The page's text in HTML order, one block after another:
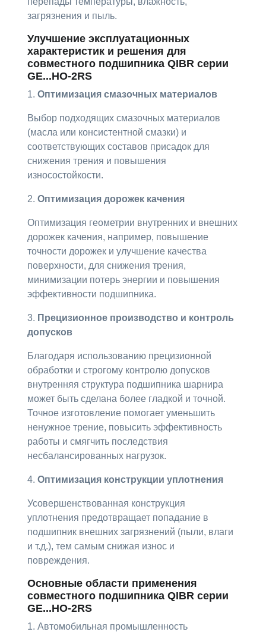
загрязнения и пыль.
Улучшение эксплуатационных
характеристик и решения для
совместного подшипника QIBR серии
GE...HO-2RS
1. Оптимизация смазочных материалов
Выбор подходящих смазочных материалов
(масла или консистентной смазки) и
соответствующих составов присадок для
снижения трения и повышения
износостойкости.
2. Оптимизация дорожек качения
Оптимизация геометрии внутренних и внешних
дорожек качения, например, повышение
точности дорожек и улучшение качества
поверхности, для снижения трения,
минимизации потерь энергии и повышения
эффективности подшипника.
3. Прецизионное производство и контроль
допусков
Благодаря использованию прецизионной
обработки и строгому контролю допусков
внутренняя структура подшипника шарнира
может быть сделана более гладкой и точной.
Точное изготовление помогает уменьшить
ненужное трение, повысить эффективность
работы и смягчить последствия
несбалансированных нагрузок.
4. Оптимизация конструкции уплотнения
Усовершенствованная конструкция
уплотнения предотвращает попадание в
подшипник внешних загрязнений (пыли, влаги
и т.д.), тем самым снижая износ и
повреждения.
Основные области применения
совместного подшипника QIBR серии
GE...HO-2RS
1. Автомобильная промышленность